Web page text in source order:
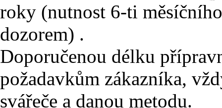
roky (nutnost 6-ti
dozorem) .
Doporučenou délku
požadavkům zákazníka,
svářeče a danou metodu.